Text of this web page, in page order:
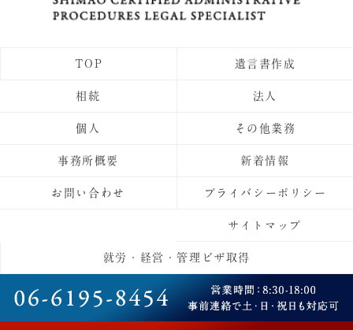
TOP 遺言書作成
相続 法人
個人 その他業務
事務所概要 新着情報
お問い合わせ プライバシーポリシー
サイトマップ
就労・経営・管理ビザ取得